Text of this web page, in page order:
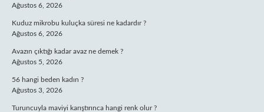
Ağustos 6, 2026
Kuduz mikrobu kuluçka süresi ne kadardır ?
Ağustos 6, 2026
Avazın çıktığı kadar avaz ne demek ?
Ağustos 5, 2026
56 hangi beden kadın ?
Ağustos 3, 2026
Turuncuyla maviyi karıştırınca hangi renk olur ?